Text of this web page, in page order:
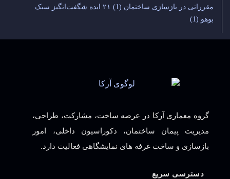
مقرراتی در بازسازی ساختمان (1)
۲۱ ایده شگفت‌انگیز سبک
بوهو (1)
گروه معماری آرکا در عرصه ساخت، مشارکت، طراحی،
مدیریت پیمان ساختمان، دکوراسیون داخلی، امور
بازسازی و ساخت غرفه های نمایشگاهی فعالیت دارد.
دسترسی سریع